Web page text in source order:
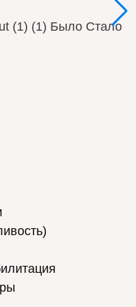
Было Стало